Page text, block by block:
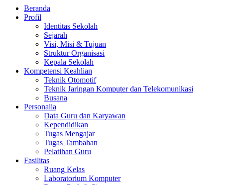
Beranda
Profil
Identitas Sekolah
Sejarah
Visi, Misi & Tujuan
Struktur Organisasi
Kepala Sekolah
Kompetensi Keahlian
Teknik Otomotif
Teknik Jaringan Komputer dan Telekomunikasi
Busana
Personalia
Data Guru dan Karyawan
Kependidikan
Tugas Mengajar
Tugas Tambahan
Pelatihan Guru
Fasilitas
Ruang Kelas
Laboratorium Komputer